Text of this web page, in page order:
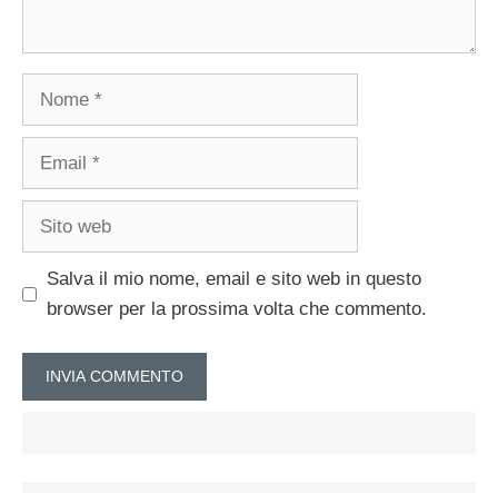
Nome
Email
Sito
Salva il mio nome, email e sito web in questo
browser per la prossima volta che commento.